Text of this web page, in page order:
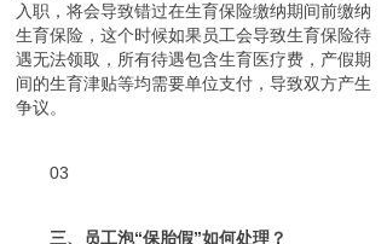
入职，将会导致错过在生育保险缴纳期间前缴纳
生育保险，这个时候如果员工会导致生育保险待
遇无法领取，所有待遇包含生育医疗费，产假期
间的生育津贴等均需要单位支付，导致双方产生
争议。
03
三、员工泡“保胎假”如何处理？